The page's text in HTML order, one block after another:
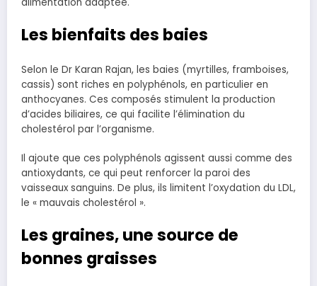
Les bienfaits des baies
Selon le Dr Karan Rajan, les baies (myrtilles, framboises,
cassis) sont riches en polyphénols, en particulier en
anthocyanes. Ces composés stimulent la production
d’acides biliaires, ce qui facilite l’élimination du
cholestérol par l’organisme.
Il ajoute que ces polyphénols agissent aussi comme des
antioxydants, ce qui peut renforcer la paroi des
vaisseaux sanguins. De plus, ils limitent l’oxydation du LDL,
le « mauvais cholestérol ».
Les graines, une source de
bonnes graisses